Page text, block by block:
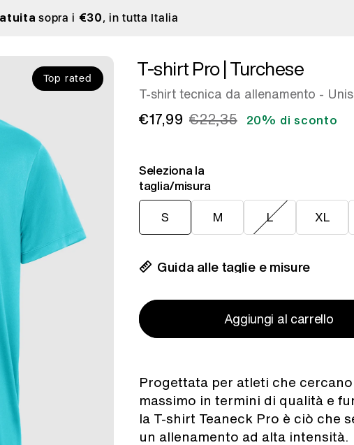
sopra i €30, in tutta Italia
Top rated
T-shirt Pro | Turchese
T-shirt tecnica da allenamento -
€17,99 €22,35 20% di sconto
Seleziona la
taglia/misura
S M L XL
Guida alle taglie e misure
Aggiungi al carrello
Progettata per atleti che
massimo in termini di qualità e
la T-shirt Teaneck Pro è ciò che
un allenamento ad alta intensità.